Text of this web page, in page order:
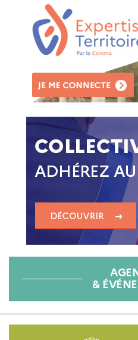
&
Pied